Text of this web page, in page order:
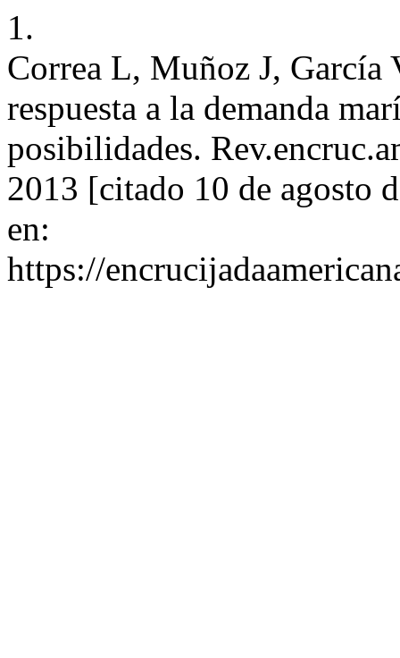
1.
Correa L, Muñoz J,
respuesta a la demanda
posibilidades.
2013 [citado 10 de agosto
en:
https://